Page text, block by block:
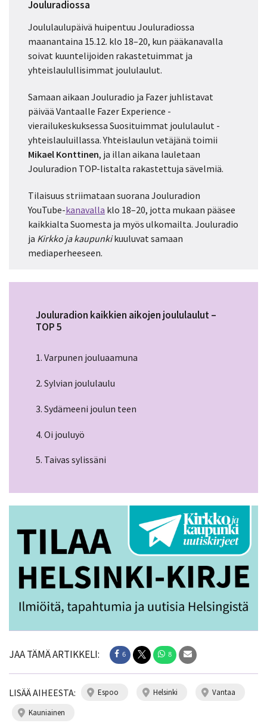
Jouluradiossa
Joululaulupäivä huipentuu Jouluradiossa
maanantaina 15.12. klo 18–20, kun pääkanavalla
soivat kuuntelijoiden rakastetuimmat ja
yhteislaulullisimmat joululaulut.
Samaan aikaan Jouluradio ja Fazer juhlistavat
päivää Vantaalle Fazer Experience -
vierailukeskuksessa Suosituimmat joululaulut -
yhteislauluillassa. Yhteislaulun vetäjänä toimii
Mikael Konttinen, ja illan aikana lauletaan
Jouluradion TOP-listalta rakastettuja sävelmiä.
Tilaisuus striimataan suorana Jouluradion
YouTube-kanavalla klo 18–20, jotta mukaan pääsee
kaikkialta Suomesta ja myös ulkomailta. Jouluradio
ja Kirkko ja kaupunkikuuluvat samaan
mediaperheeseen.
Jouluradion kaikkien aikojen joululaulut –
TOP 5
1. Varpunen jouluaamuna
2. Sylvian joululaulu
3. Sydämeeni joulun teen
4. Oi jouluyö
5. Taivas sylissäni
JAA TÄMÄ ARTIKKELI: 6 8
LISÄÄ AIHEESTA: espoo helsinki
vantaa
kauniainen